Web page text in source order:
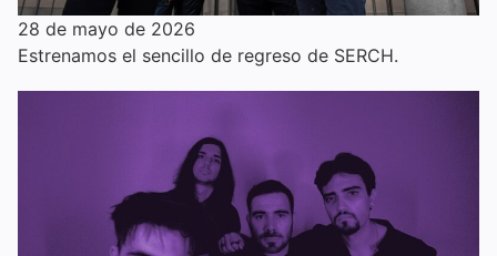
28 de mayo de 2026
Estrenamos el sencillo de regreso de SERCH.